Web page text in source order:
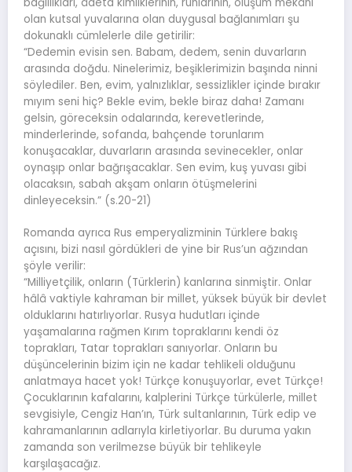
bağlılıkları, âdeta kimliklerinin, ruhlarının, oluşum mekânı
olan kutsal yuvalarına olan duygusal bağlanımları şu
dokunaklı cümlelerle dile getirilir:
“Dedemin evisin sen. Babam, dedem, senin duvarların
arasında doğdu. Ninelerimiz, beşiklerimizin başında ninni
söylediler. Ben, evim, yalnızlıklar, sessizlikler içinde bırakır
mıyım seni hiç? Bekle evim, bekle biraz daha! Zamanı
gelsin, göreceksin odalarında, kerevetlerinde,
minderlerinde, sofanda, bahçende torunlarım
konuşacaklar, duvarların arasında sevinecekler, onlar
oynaşıp onlar bağrışacaklar. Sen evim, kuş yuvası gibi
olacaksın, sabah akşam onların ötüşmelerini
dinleyeceksin.” (s.20-21)
Romanda ayrıca Rus emperyalizminin Türklere bakış
açısını, bizi nasıl gördükleri de yine bir Rus’un ağzından
şöyle verilir:
“Milliyetçilik, onların (Türklerin) kanlarına sinmiştir. Onlar
hâlâ vaktiyle kahraman bir millet, yüksek büyük bir devlet
olduklarını hatırlıyorlar. Rusya hudutları içinde
yaşamalarına rağmen Kırım topraklarını kendi öz
toprakları, Tatar toprakları sanıyorlar. Onların bu
düşüncelerinin bizim için ne kadar tehlikeli olduğunu
anlatmaya hacet yok! Türkçe konuşuyorlar, evet Türkçe!
Çocuklarının kafalarını, kalplerini Türkçe türkülerle, millet
sevgisiyle, Cengiz Han’ın, Türk sultanlarının, Türk edip ve
kahramanlarının adlarıyla kirletiyorlar. Bu duruma yakın
zamanda son verilmezse büyük bir tehlikeyle
karşılaşacağız.